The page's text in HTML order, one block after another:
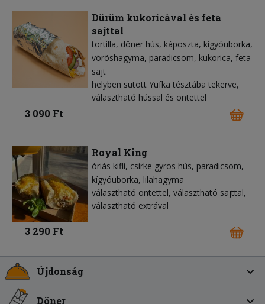
Dürüm kukoricával és feta
sajttal
tortilla döner hús káposzta kígyóuborka
vöröshagyma paradicsom kukorica feta
sajt
helyben sütött Yufka tésztába tekerve,
választható hússal és öntettel
3 090 Ft
Royal King
óriás kifli csirke gyros hús paradicsom
kígyóuborka lilahagyma
választható öntettel, választható sajttal,
választható extrával
3 290 Ft
Újdonság
Döner